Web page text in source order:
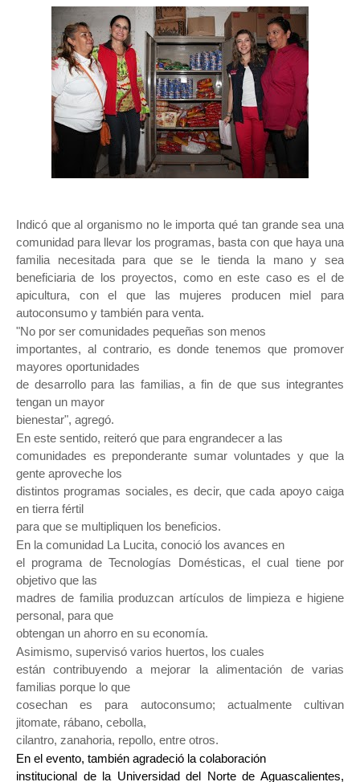
Indicó que al organismo no le importa qué tan grande sea una
comunidad para llevar los programas, basta con que haya una
familia necesitada para que se le tienda la mano y sea
beneficiaria de los proyectos, como en este caso es el de
apicultura, con el que las mujeres producen miel para
autoconsumo y también para venta.
"No por ser comunidades pequeñas son menos
importantes, al contrario, es donde tenemos que promover
mayores oportunidades
de desarrollo para las familias, a fin de que sus integrantes
tengan un mayor
bienestar", agregó.
En este sentido, reiteró que para engrandecer a las
comunidades es preponderante sumar voluntades y que la
gente aproveche los
distintos programas sociales, es decir, que cada apoyo caiga
en tierra fértil
para que se multipliquen los beneficios.
En la comunidad La Lucita, conoció los avances en
el programa de Tecnologías Domésticas, el cual tiene por
objetivo que las
madres de familia produzcan artículos de limpieza e higiene
personal, para que
obtengan un ahorro en su economía.
Asimismo, supervisó varios huertos, los cuales
están contribuyendo a mejorar la alimentación de varias
familias porque lo que
cosechan es para autoconsumo; actualmente cultivan
jitomate, rábano, cebolla,
cilantro, zanahoria, repollo, entre otros.
En el evento, también agradeció la colaboración
institucional de la Universidad del Norte de Aguascalientes,